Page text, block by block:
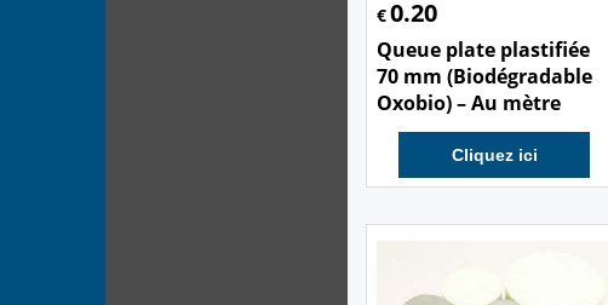
€0.20
Queue plate plastifiée
70 mm (Biodégradable
Oxobio) – Au mètre
Cliquez ici